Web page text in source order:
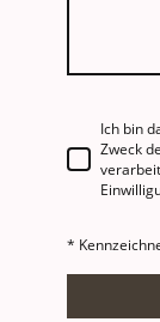
Ich bin
Zweck
*